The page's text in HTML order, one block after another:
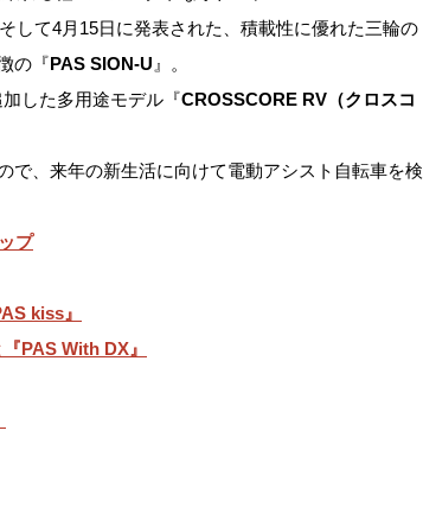
して4月15日に発表された、積載性に優れた三輪の
の『PAS SION-U 』。
した多用途モデル『CROSSCORE RV（クロスコ
で、来年の新生活に向けて電動アシスト自転車を検
プ
kiss』
PAS With DX』